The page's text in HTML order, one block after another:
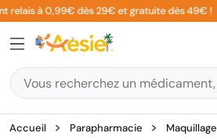
Aller
au
contenu
relais à 0,99€ dès 29€ et gratuite dès 49€ !
Accueil Parapharmacie Maquillage